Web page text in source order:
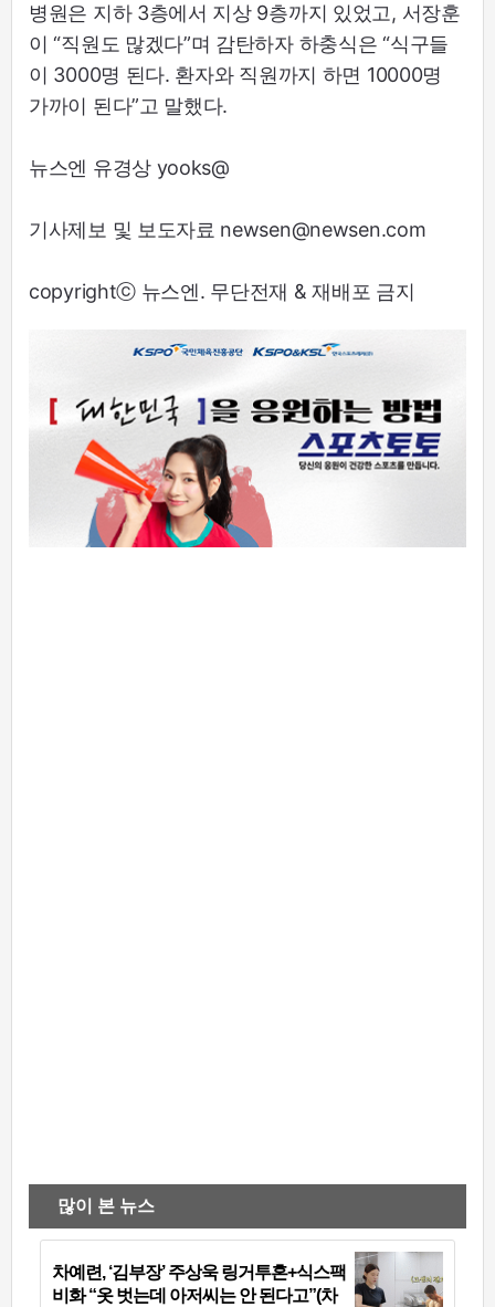
병원은 지하 3층에서 지상 9층까지 있었고, 서장훈
이 “직원도 많겠다”며 감탄하자 하충식은 “식구들
이 3000명 된다. 환자와 직원까지 하면 10000명
가까이 된다”고 말했다.
뉴스엔 유경상 yooks@
기사제보 및 보도자료 newsen@newsen.com
copyrightⓒ 뉴스엔. 무단전재 & 재배포 금지
많이 본 뉴스
차예련, ‘김부장’ 주상욱 링거투혼+식스팩
비화 “옷 벗는데 아저씨는 안 된다고”(차